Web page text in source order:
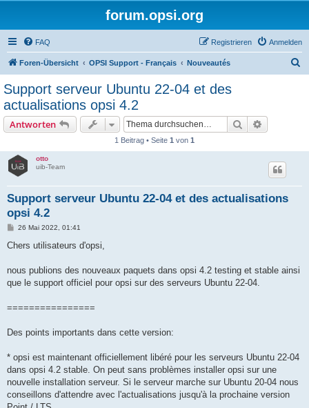
forum.opsi.org
FAQ Anmelden
Registrieren
Foren-Übersicht OPSI Support - Français Nouveautés
Support serveur Ubuntu 22-04 et des
actualisations opsi 4.2
Antworten Suche
1 Beitrag • Seite 1 von 1
otto
uib-Team
Support serveur Ubuntu 22-04 et des actualisations
opsi 4.2
B
i
a
26 Mai 2022, 01:41
Chers utilisateurs d'opsi,
nous publions des nouveaux paquets dans opsi 4.2 testing et stable ainsi
que le support officiel pour opsi sur des serveurs Ubuntu 22-04.
================
Des points importants dans cette version:
* opsi est maintenant officiellement libéré pour les serveurs Ubuntu 22-04
dans opsi 4.2 stable. On peut sans problèmes installer opsi sur une
nouvelle installation serveur. Si le serveur marche sur Ubuntu 20-04 nous
conseillons d'attendre avec l'actualisations jusqu'à la prochaine version